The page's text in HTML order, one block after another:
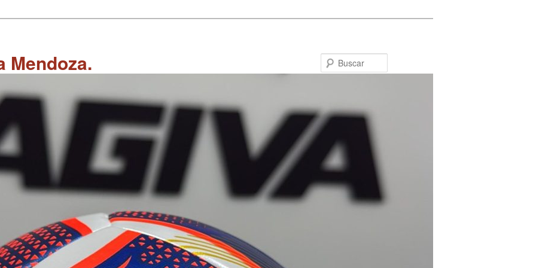
Mendoza.